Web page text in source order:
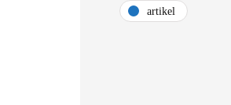
artikel